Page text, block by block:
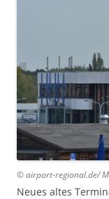
© airport-regional.de/
Neues altes